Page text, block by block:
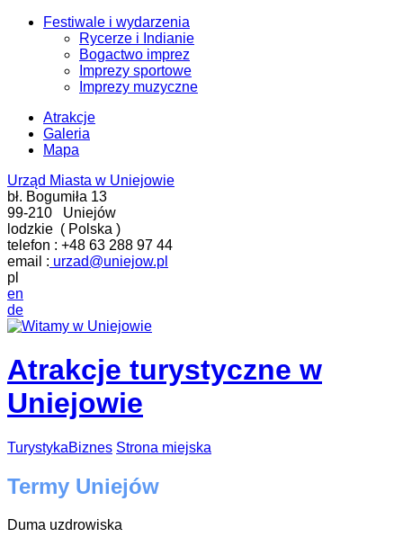
Festiwale i wydarzenia
Rycerze i Indianie
Bogactwo imprez
Imprezy sportowe
Imprezy muzyczne
Atrakcje
Galeria
Mapa
Urząd Miasta w Uniejowie
bł. Bogumiła 13
99-210
Uniejów
lodzkie ( Polska )
telefon : +48 63 288 97 44
email : urzad@uniejow.pl
pl
en
de
Atrakcje turystyczne w
Uniejowie
TurystykaBiznes Strona miejska
Termy Uniejów
Duma uzdrowiska